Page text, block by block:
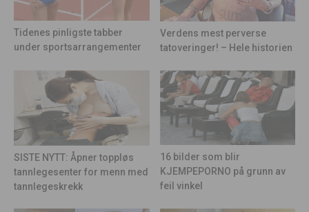
Tidenes pinligste tabber
under sportsarrangementer
Verdens mest perverse
tatoveringer! – Hele historien
SISTE NYTT: Åpner toppløs
tannlegesenter for menn med
tannlegeskrekk
16 bilder som blir
KJEMPEPORNO på grunn av
feil vinkel